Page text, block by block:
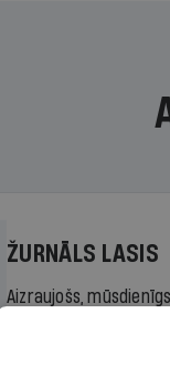
ŽURNĀLS LASIS
Aizraujošs,